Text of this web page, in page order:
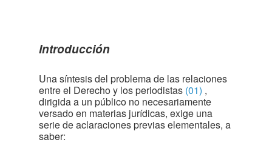
Introducción
Una síntesis del problema de las relaciones
entre el Derecho y los periodistas (01) ,
dirigida a un público no necesariamente
versado en materias jurídicas, exige una
serie de aclaraciones previas elementales, a
saber: